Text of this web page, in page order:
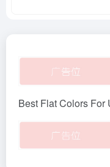
Best Flat Colors For